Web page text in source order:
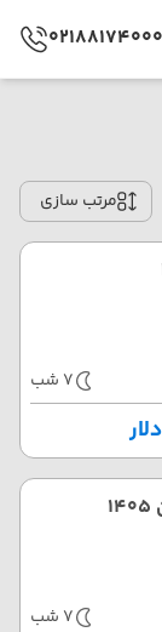
02188174000
مرتب سازی
7 شب
7 شب